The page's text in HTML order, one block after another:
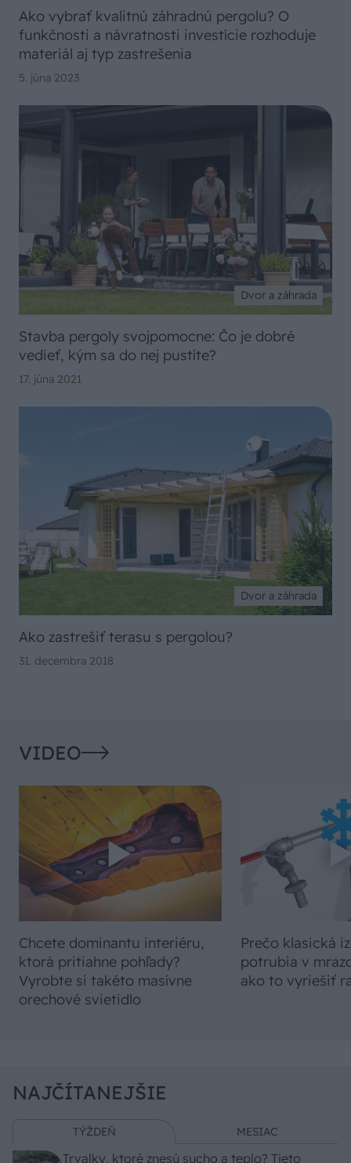
Ako vybrať kvalitnú záhradnú pergolu? O
funkčnosti a návratnosti investície rozhoduje
materiál aj typ zastrešenia
5. júna 2023
Dvor a záhrada
Stavba pergoly svojpomocne: Čo je dobré
vedieť, kým sa do nej pustíte?
17. júna 2021
Dvor a záhrada
Ako zastrešiť terasu s pergolou?
31. decembra 2018
VIDEO
Chcete dominantu interiéru,
ktorá pritiahne pohľady?
Vyrobte si takéto masívne
orechové svietidlo
Prečo klasická
potrubia v
ako to vyriešiť
NAJČÍTANEJŠIE
TÝŽDEŇ MESIAC
Trvalky, ktoré znesú sucho a teplo? Tieto